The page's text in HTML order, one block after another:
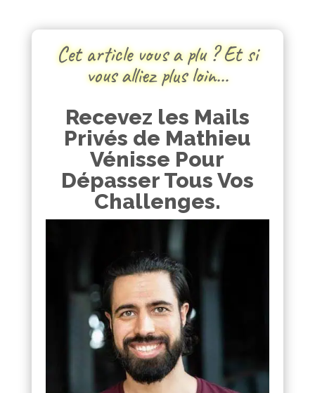
Cet article vous a plu ? Et si
vous alliez plus loin…
Recevez les Mails
Privés de Mathieu
Vénisse Pour
Dépasser Tous Vos
Challenges.